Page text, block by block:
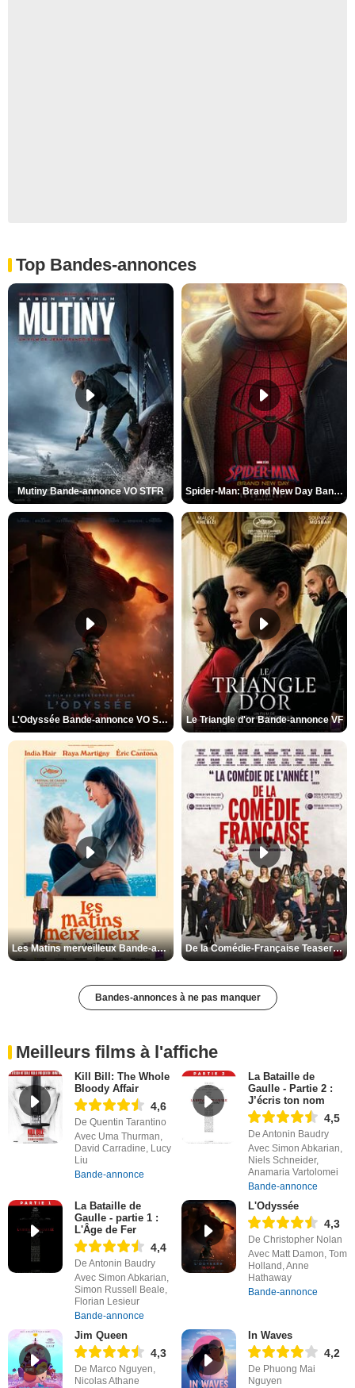
Top Bandes-annonces
Mutiny Bande-annonce VO STFR Spider-Man: Brand New Day Bande-annonce VO STFR
L'Odyssée Bande-annonce VO STFR Le Triangle d'or Bande-annonce VF
Les Matins merveilleux Bande-annonce VF De la Comédie-Française Teaser VF
Bandes-annonces à ne pas manquer
Meilleurs films à l'affiche
Kill Bill: The Whole
Bloody Affair
4,6
De Quentin Tarantino
Avec Uma Thurman,
David Carradine, Lucy
Liu
Bande-annonce
La Bataille de
Gaulle - Partie 2 :
J’écris ton nom
4,5
De Antonin Baudry
Avec Simon Abkarian,
Niels Schneider,
Anamaria Vartolomei
Bande-annonce
La Bataille de
Gaulle - partie 1 :
L'Âge de Fer
4,4
De Antonin Baudry
Avec Simon Abkarian,
Simon Russell Beale,
Florian Lesieur
Bande-annonce
L'Odyssée
4,3
De Christopher Nolan
Avec Matt Damon, Tom
Holland, Anne
Hathaway
Bande-annonce
Jim Queen
4,3
De Marco Nguyen,
Nicolas Athane
In Waves
4,2
De Phuong Mai
Nguyen